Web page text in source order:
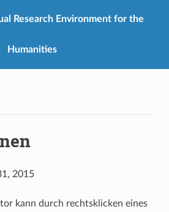
Research Environment for the
Humanities
2015
kann durch rechtsklicken eines